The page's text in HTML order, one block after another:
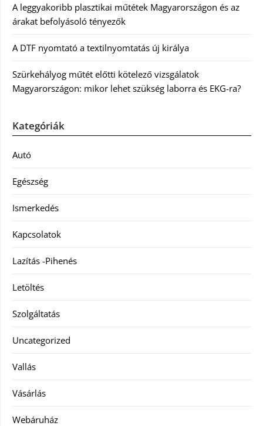
A leggyakoribb plasztikai műtétek Magyarországon és az
árakat befolyásoló tényezők
A DTF nyomtató a textilnyomtatás új királya
Szürkehályog műtét előtti kötelező vizsgálatok
Magyarországon: mikor lehet szükség laborra és EKG-ra?
Kategóriák
Autó
Egészség
Ismerkedés
Kapcsolatok
Lazítás -Pihenés
Letöltés
Szolgáltatás
Uncategorized
Vallás
Vásárlás
Webáruház